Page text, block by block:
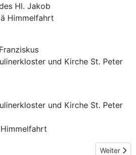
Hl. Jakob
Himmelfahrt
und Kirche St. Peter
und Kirche St. Peter
in Slowenien Nächster
Weiter